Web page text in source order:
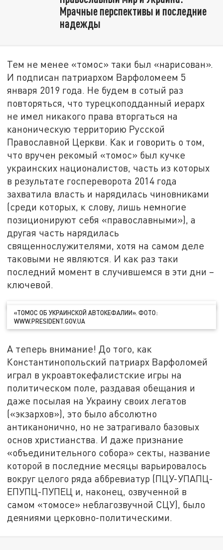
Мрачные перспективы и последние
надежды
Тем не менее «томос» таки был «нарисован».
И подписан патриархом Варфоломеем 5
января 2019 года. Не будем в сотый раз
повторяться, что турецкоподданный иерарх
не имел никакого права вторгаться на
каноническую территорию Русской
Православной Церкви. Как и говорить о том,
что вручен рекомый «томос» был кучке
украинских националистов, часть из которых
в результате госпереворота 2014 года
захватила власть и нарядилась чиновниками
(среди которых, к слову, лишь немногие
позиционируют себя «православными»), а
другая часть нарядилась
священнослужителями, хотя на самом деле
таковыми не являются. И как раз таки
последний момент в случившемся в эти дни –
ключевой.
«ТОМОС ОБ УКРАИНСКОЙ АВТОКЕФАЛИИ». ФОТО:
WWW.PRESIDENT.GOV.UA
А теперь внимание! До того, как
Константинопольский патриарх Варфоломей
играл в укроавтокефалистские игры на
политическом поле, раздавая обещания и
даже посылая на Украину своих легатов
(«экзархов»), это было абсолютно
антиканонично, но не затрагивало базовых
основ христианства. И даже признание
«объединительного собора» секты, название
которой в последние месяцы варьировалось
вокруг целого ряда аббревиатур (ПЦУ-УПАПЦ-
ЕПУПЦ-ПУПЕЦ и, наконец, озвученной в
самом «томосе» неблагозвучной СЦУ), было
деяниями церковно-политическими.